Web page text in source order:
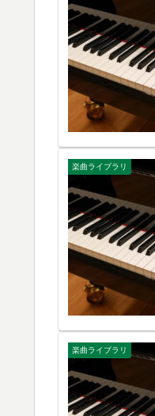
楽曲ライブラリ
楽曲ライブラリ